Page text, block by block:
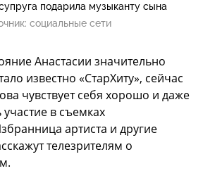
подарила музыканту сына
социальные сети
Анастасии значительно
известно «СтарХиту», сейчас
чувствует себя хорошо и даже
участие в съемках
артиста и другие
телезрителям о